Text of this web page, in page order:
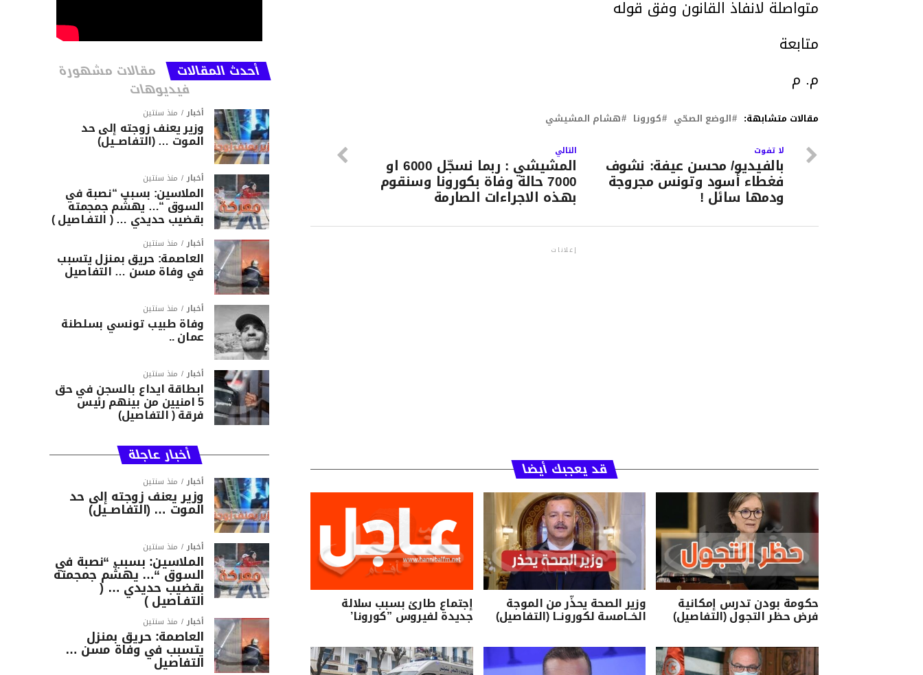
متواصلة لانفاذ القانون وفق قوله
متابعة
م. م
مقالات متشابهة: الوضع الصحّي كورونا هشام المشيشي
التالي
المشيشي : ربما نسجّل 6000 او
7000 حالة وفاة بكورونا وسنقوم
بهذه الاجراءات الصارمة
لا تفوت
بالفيديو/ محسن عيفة: نشوف
فغطاء أسود وتونس مجروجة
ودمها سائل !
إعلانات
قد يعجبك أيضا
حكومة بودن تدرس إمكانية
فرض حظر التجول (التفاصيل)
وزير الصحة يحذّر من الموجة
الخــامسة لكورونــا (التفاصيل)
إجتماع طارئ بسبب سلالة
جديدة لفيروس ”كورونا’
أحدث المقالات مقالات مشهورة
فيديوهات
أخبار منذ سنتين
وزير يعنف زوجته إلى حد
الموت … (التفاصــيل)
أخبار منذ سنتين
الملاسين: بسبب “نصبة في
السوق “… يهشّم جمجمته
بقضيب حديدي … ( التفـاصيل )
أخبار منذ سنتين
العاصمة: حريق بمنزل يتسبب
في وفاة مسن … التفاصيل
أخبار منذ سنتين
وفاة طبيب تونسي بسلطنة
عمان ..
أخبار منذ سنتين
ابطاقة ايداع بالسجن في حق
5 امنيين من بينهم رئيس
فرقة ( التفاصيل)
أخبار عاجلة
أخبار منذ سنتين
وزير يعنف زوجته إلى حد
الموت … (التفاصــيل)
أخبار منذ سنتين
الملاسين: بسبب “نصبة في
السوق “… يهشّم جمجمته
بقضيب حديدي … (
التفـاصيل )
أخبار منذ سنتين
العاصمة: حريق بمنزل
يتسبب في وفاة مسن …
التفاصيل